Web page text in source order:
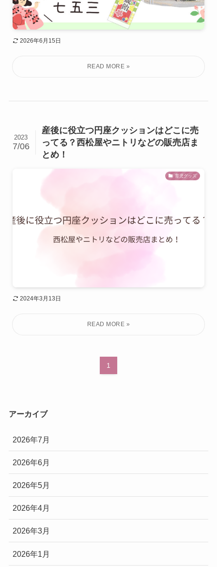
2026年6月15日
産後に役立つ円座クッションはどこに売
ってる？西松屋やニトリなどの販売店ま
とめ！
2023
7/06
育児グッズ
2024年3月13日
1
アーカイブ
2026年7月
2026年6月
2026年5月
2026年4月
2026年3月
2026年1月